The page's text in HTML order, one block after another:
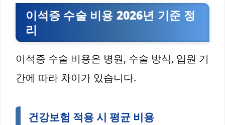
이석증 수술 비용 2026년 기준 정
리
이석증 수술 비용은 병원, 수술 방식, 입원 기
간에 따라 차이가 있습니다.
건강보험 적용 시 평균 비용